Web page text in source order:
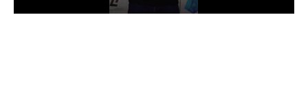
دوري أبطال إفريقيا